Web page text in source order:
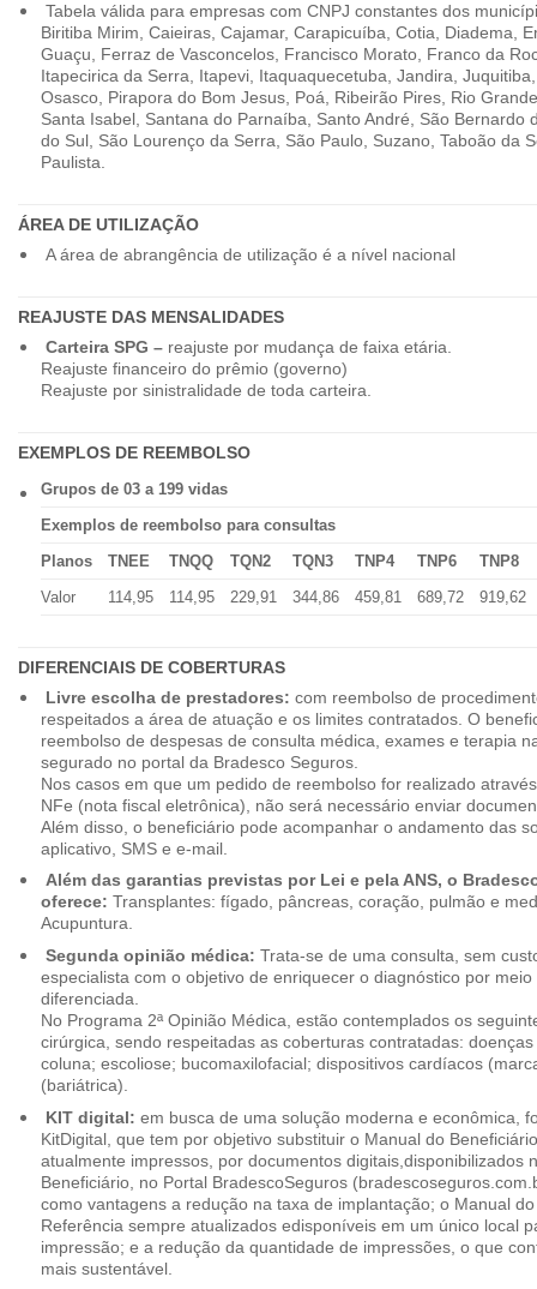
Tabela válida para empresas com CNPJ constantes dos
Biritiba Mirim, Caieiras, Cajamar, Carapicuíba, Cotia, Diadema,
Guaçu, Ferraz de Vasconcelos, Francisco Morato, Franco da
Itapecirica da Serra, Itapevi, Itaquaquecetuba, Jandira,
Osasco, Pirapora do Bom Jesus, Poá, Ribeirão Pires, Rio
Santa Isabel, Santana do Parnaíba, Santo André, São Bernardo
do Sul, São Lourenço da Serra, São Paulo, Suzano, Taboão da
Paulista.
ÁREA DE UTILIZAÇÃO
A área de abrangência de utilização é a nível nacional
REAJUSTE DAS MENSALIDADES
Carteira SPG –reajuste por mudança de faixa etária.
Reajuste financeiro do prêmio (governo)
Reajuste por sinistralidade de toda carteira.
EXEMPLOS DE REEMBOLSO
Grupos de 03 a 199 vidas
Exemplos de reembolso para consultas
Planos
TNEE TNQQ TQN2 TQN3 TNP4 TNP6
TNP8
Valor
114,95 114,95 229,91 344,86 459,81 689,72 919,62
DIFERENCIAIS DE COBERTURAS
Livre escolha de prestadores: com reembolso de
respeitados a área de atuação e os limites contratados. O
reembolso de despesas de consulta médica, exames e terapia
segurado no portal da Bradesco Seguros.
Nos casos em que um pedido de reembolso for realizado
NFe (nota fiscal eletrônica), não será necessário enviar
Além disso, o beneficiário pode acompanhar o andamento das
aplicativo, SMS e e-mail.
Além das garantias previstas por Lei e pela ANS, o
oferece: Transplantes: fígado, pâncreas, coração, pulmão e
Acupuntura.
Segunda opinião médica: Trata-se de uma consulta, sem
especialista com o objetivo de enriquecer o diagnóstico por
diferenciada.
No Programa 2ª Opinião Médica, estão contemplados os
cirúrgica, sendo respeitadas as coberturas contratadas:
coluna; escoliose; bucomaxilofacial; dispositivos cardíacos
(bariátrica).
KIT digital: em busca de uma solução moderna e econômica,
KitDigital, que tem por objetivo substituir o Manual do
atualmente impressos, por documentos digitais,disponibilizados
Beneficiário, no Portal BradescoSeguros
como vantagens a redução na taxa de implantação; o Manual
Referência sempre atualizados edisponíveis em um único local
impressão; e a redução da quantidade de impressões, o que
mais sustentável.